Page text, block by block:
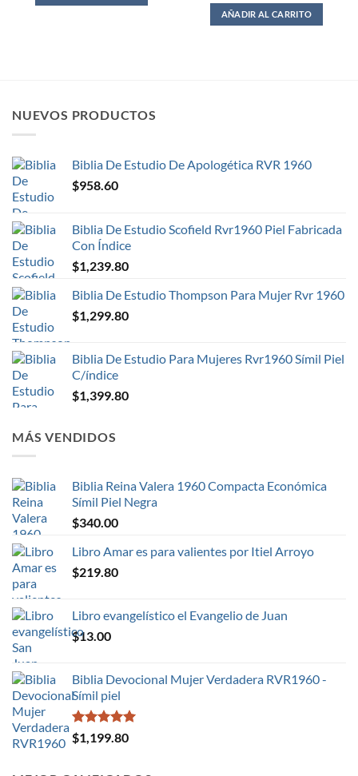
AÑADIR AL CARRITO
NUEVOS PRODUCTOS
Biblia De Estudio De Apologética RVR 1960
$958.60
Biblia De Estudio Scofield Rvr1960 Piel Fabricada
Con Índice
$1,239.80
Biblia De Estudio Thompson Para Mujer Rvr 1960
$1,299.80
Biblia De Estudio Para Mujeres Rvr1960 Símil Piel
C/índice
$1,399.80
MÁS VENDIDOS
Biblia Reina Valera 1960 Compacta Económica
Símil Piel Negra
$340.00
Libro Amar es para valientes por Itiel Arroyo
$219.80
Libro evangelístico el Evangelio de Juan
$13.00
Biblia Devocional Mujer Verdadera RVR1960 -
Símil piel
Valorado en
5.00
$1,199.80